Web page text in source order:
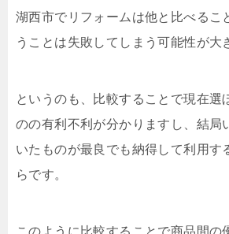
湖西市でリフォームは他と比べるこ
うことは失敗してしまう可能性が大
というのも、比較することで現在選
のの有利不利が分かりますし、結局
いたものが最良でも納得して利用す
らです。
このように比較することで商品間の